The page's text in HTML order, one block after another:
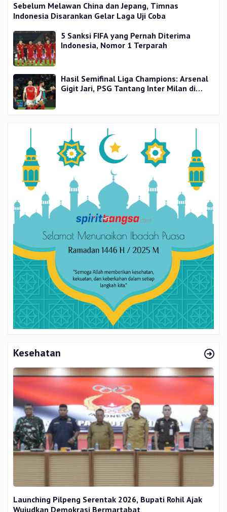
Sebelum Melawan China dan Jepang, Timnas
Indonesia Disarankan Gelar Laga Uji Coba
5 Sanksi FIFA yang Pernah Diterima
Indonesia, Nomor 1 Terparah
Hasil Semifinal Liga Champions: Arsenal
Gigit Jari, PSG Tantang Inter Milan di
Kesehatan
Launching Pilpeng Serentak 2026, Bupati Rohil Ajak
Wujudkan Demokrasi Bermartabat